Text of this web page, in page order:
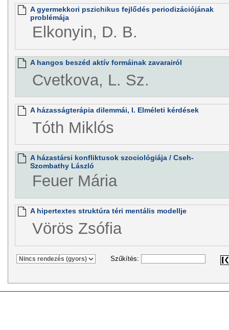
A gyermekkori pszichikus fejlődés periodizációjának
problémája
Elkonyin, D. B.
A hangos beszéd aktív formáinak zavarairól
Cvetkova, L. Sz.
A házasságterápia dilemmái, I. Elméleti kérdések
Tóth Miklós
A házastársi konfliktusok szociológiája / Cseh-
Szombathy László
Feuer Mária
A hipertextes struktúra téri mentális modellje
Vörös Zsófia
Szűkítés: